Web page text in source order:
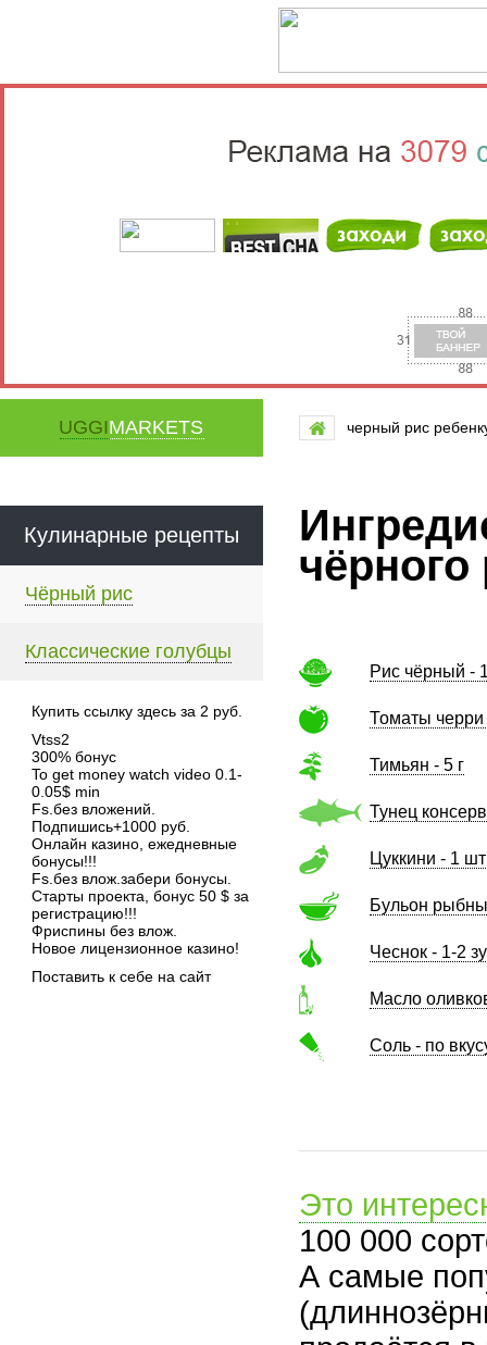
UGGIMARKETS черный рис
Кулинарные рецепты
Чёрный рис
Классические голубцы
Купить ссылку здесь за 2 руб.
Vtss2
300% бонус
To get money watch video 0.1-
0.05$ min
Fs.без вложений.
Подпишись+1000 руб.
Онлайн казино, ежедневные
бонусы!!!
Fs.без влож.забери бонусы.
Старты проекта, бонус 50 $ за
регистрацию!!!
Фриспины без влож.
Новое лицензионное казино!
Поставить к себе на сайт
чёрного
Рис чёрный -
Томаты
Тимьян - 5 г
Тунец
Цуккини - 1 шт
Бульон
Чеснок - 1-2
Масло
Соль - по
Это
100 000
А самые